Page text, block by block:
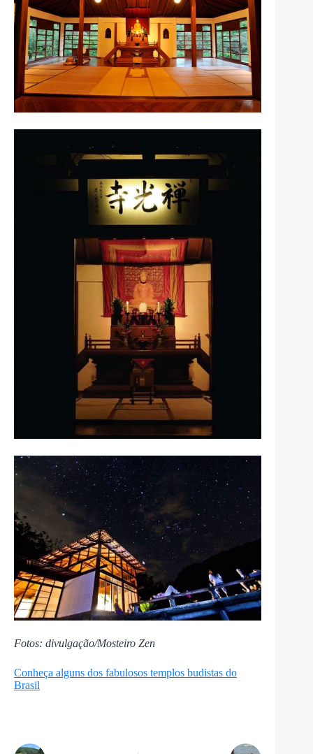
Fotos: divulgação/Mosteiro Zen
Conheça alguns dos fabulosos templos budistas do
Brasil